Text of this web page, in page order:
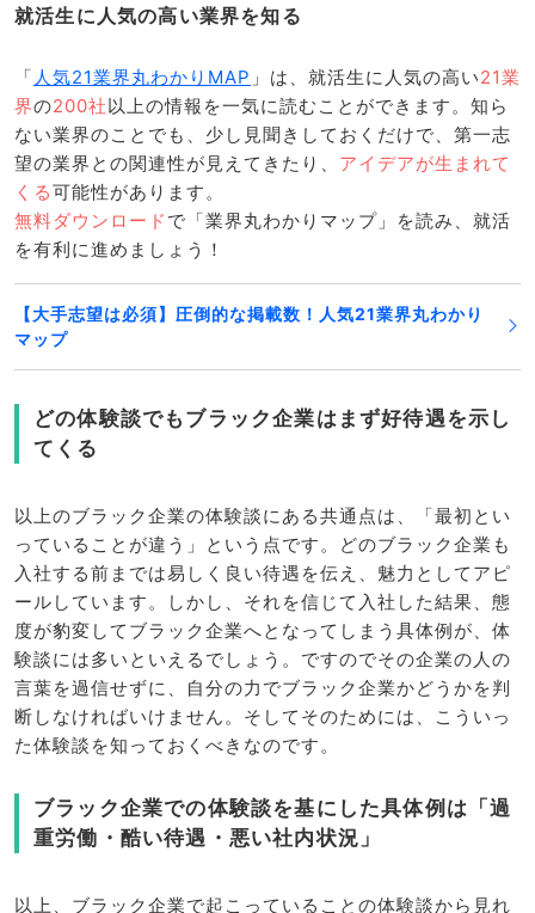
就活生に人気の高い業界を知る
「 人気21業界丸わかりMAP 」は、就活生に人気の高い21業
界の200社以上の情報を一気に読むことができます。知ら
ない業界のことでも、少し見聞きしておくだけで、第一志
望の業界との関連性が見えてきたり、 アイデアが生まれて
くる可能性があります。
無料ダウンロード で「業界丸わかりマップ」を読み、就活
を有利に進めましょう！
【大手志望は必須】圧倒的な掲載数！人気21業界丸わかり
マップ
どの体験談でもブラック企業はまず好待遇を示し
てくる
以上のブラック企業の体験談にある共通点は、「最初とい
っていることが違う」という点です。どのブラック企業も
入社する前までは易しく良い待遇を伝え、魅力としてアピ
ールしています。しかし、それを信じて入社した結果、態
度が豹変してブラック企業へとなってしまう具体例が、体
験談には多いといえるでしょう。ですのでその企業の人の
言葉を過信せずに、自分の力でブラック企業かどうかを判
断しなければいけません。そしてそのためには、こういっ
た体験談を知っておくべきなのです。
ブラック企業での体験談を基にした具体例は「過
重労働・酷い待遇・悪い社内状況」
以上、ブラック企業で起こっていることの体験談から見れ